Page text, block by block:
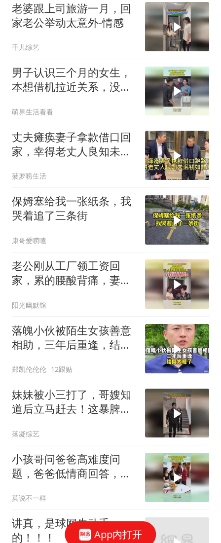
老婆跟上司旅游一月，回
家老公举动太意外-情感
千儿综艺
男子认识三个月的女生，
本想借机拉近关系，没想
萌界生活看看
丈夫瘫痪妻子拿款借口回
家，幸得老丈人良知未泯
菠萝唠生活
保姆塞给我一张纸条，我
哭着追了三条街
康哥爱唠嗑
老公刚从工厂领工资回
家，累的腰酸背痛，妻子
阳光幽默馆
落魄小伙被陌生女孩善意
相助，三年后重逢，结局
郑凯伦伦伦 12跟贴
妹妹被小三打了，哥嫂知
道后立马赶去！这暴脾
落凝综艺
小孩哥问爸爸高难度问
题，爸爸低情商回答，儿
莫说不一样
讲真，是球网先动手
的！！！
App内打开